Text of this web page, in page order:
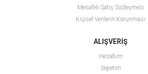
Mesafeli Satış Sözleşmesi
Kişisel Verilerin Korunması
ALIŞVERİŞ
Hesabım
Sepetim